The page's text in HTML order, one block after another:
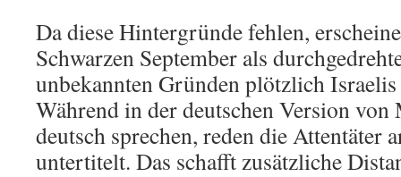
Da diese Hintergründe fehlen,
Schwarzen September als
unbekannten Gründen plötzlich
Während in der deutschen Version von
deutsch sprechen, reden die Attentäter
untertitelt. Das schafft zusätzliche